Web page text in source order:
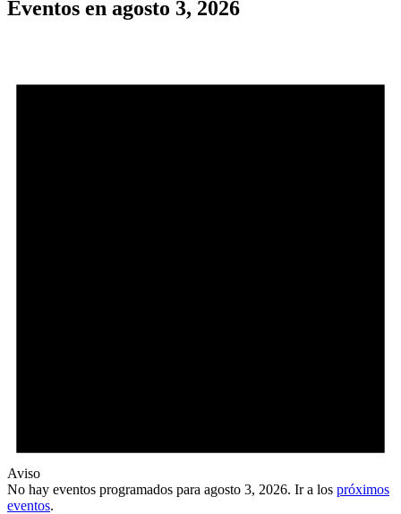
Eventos en agosto 3, 2026
Aviso
No hay eventos programados para agosto 3, 2026. Ir a los próximos
eventos.